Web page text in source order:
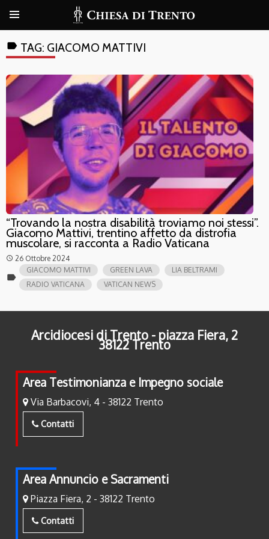
label TAG: GIACOMO MATTIVI
“Trovando la nostra disabilità troviamo noi stessi”.
Giacomo Mattivi, trentino affetto da distrofia
muscolare, si racconta a Radio Vaticana
access_time 26 Ottobre 2024
label
GIACOMO MATTIVI GREEN LAVA
LIA BELTRAMI
RADIO VATICANA
VATICAN NEWS
Arcidiocesi di Trento - piazza Fiera, 2
38122 Trento
Area Testimonianza e Impegno sociale
Via Barbacovi, 4 - 38122 Trento
Contatti
Area Annuncio e Sacramenti
Piazza Fiera, 2 - 38122 Trento
Contatti